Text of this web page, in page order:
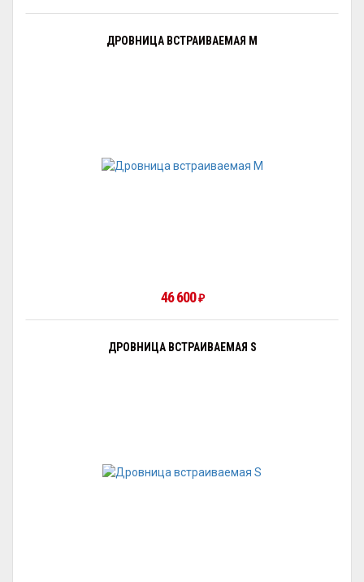
ДРОВНИЦА ВСТРАИВАЕМАЯ M
46 600₽
ДРОВНИЦА ВСТРАИВАЕМАЯ S